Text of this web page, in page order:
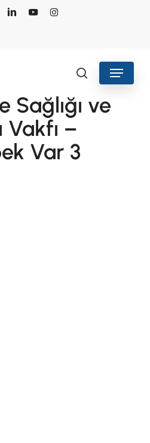
linkedin youtubeinstagram
search
Menu
Sağlığı ve
Vakfı –
Var 3